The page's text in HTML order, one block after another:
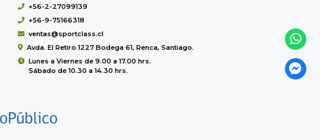
+56-2-27099139
+56-9-75166318
ventas@sportclass.cl
Avda. El Retiro 1227 Bodega 61, Renca, Santiago.
Lunes a Viernes de 9.00 a 17.00 hrs.
Sábado de 10.30 a 14.30 hrs.